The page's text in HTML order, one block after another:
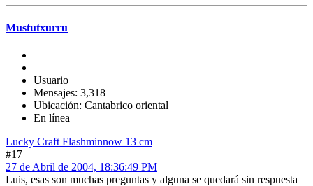
Mustutxurru
Usuario
Mensajes: 3,318
Ubicación: Cantabrico oriental
En línea
Lucky Craft Flashminnow 13 cm
#17
27 de Abril de 2004, 18:36:49 PM
Luis, esas son muchas preguntas y alguna se quedará sin respuesta